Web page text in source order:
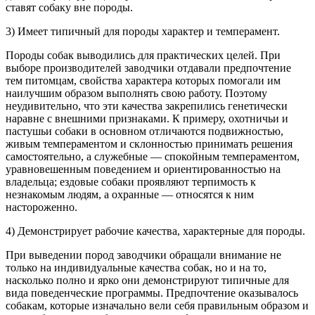
ставят собаку вне породы.
3) Имеет типичный для породы характер и темперамент.
Породы собак выводились для практических целей. При
выборе производителей заводчики отдавали предпочтение
тем питомцам, свойства характера которых помогали им
наилучшим образом выполнять свою работу. Поэтому
неудивительно, что эти качества закрепились генетически
наравне с внешними признаками. К примеру, охотничьи и
пастушьи собаки в основном отличаются подвижностью,
живым темпераментом и склонностью принимать решения
самостоятельно, а служебные — спокойным темпераментом,
уравновешенным поведением и ориентированностью на
владельца; ездовые собаки проявляют терпимость к
незнакомым людям, а охранные — относятся к ним
настороженно.
4) Демонстрирует рабочие качества, характерные для породы.
При выведении пород заводчики обращали внимание не
только на индивидуальные качества собак, но и на то,
насколько полно и ярко они демонстрируют типичные для
вида поведенческие программы. Предпочтение оказывалось
собакам, которые изначально вели себя правильным образом и